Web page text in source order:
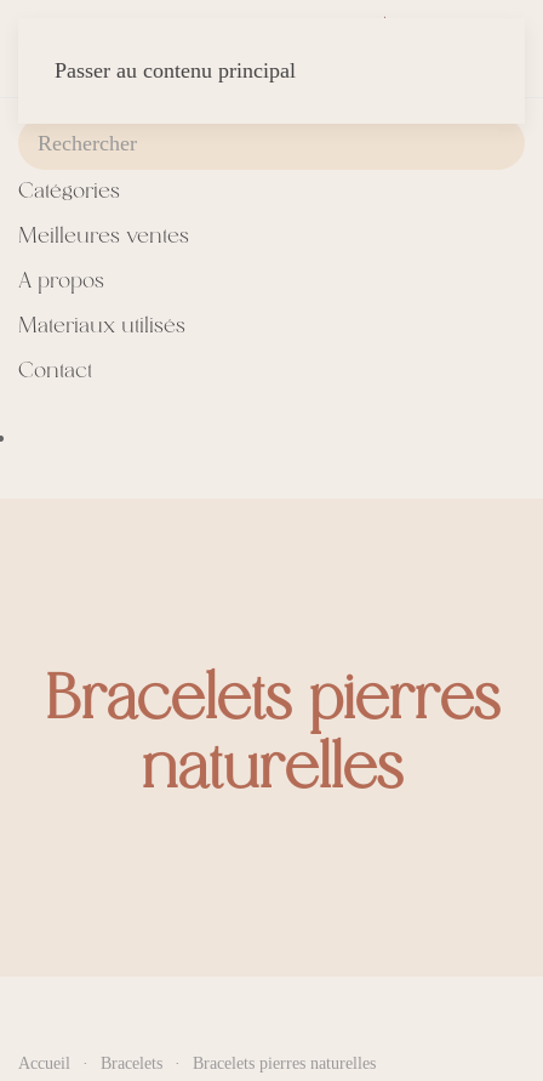
Passer au contenu principal
Catégories
Meilleures ventes
A propos
Materiaux utilisés
Contact
Bracelets pierres
naturelles
Accueil Bracelets Bracelets pierres naturelles